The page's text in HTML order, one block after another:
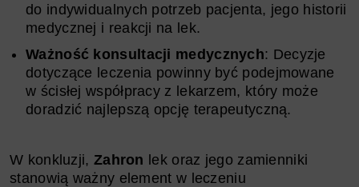
do indywidualnych potrzeb pacjenta, jego historii
medycznej i reakcji na lek.
Ważność konsultacji medycznych: Decyzje
dotyczące leczenia powinny być podejmowane
w ścisłej współpracy z lekarzem, który może
doradzić najlepszą opcję terapeutyczną.
W konkluzji, Zahron lek oraz jego zamienniki
stanowią ważny element w leczeniu